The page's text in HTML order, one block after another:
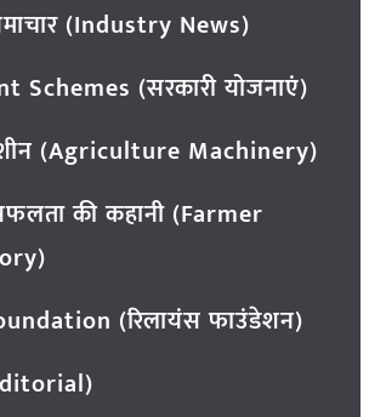
(Industry News)
Schemes (सरकारी योजनाएं)
(Agriculture Machinery)
की कहानी (Farmer
(रिलायंस फाउंडेशन)